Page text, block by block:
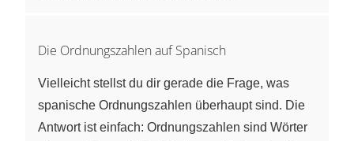
Die Ordnungszahlen auf Spanisch
Vielleicht stellst du dir gerade die Frage, was
spanische Ordnungszahlen überhaupt sind. Die
Antwort ist einfach: Ordnungszahlen sind Wörter